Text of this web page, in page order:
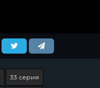
33 серия